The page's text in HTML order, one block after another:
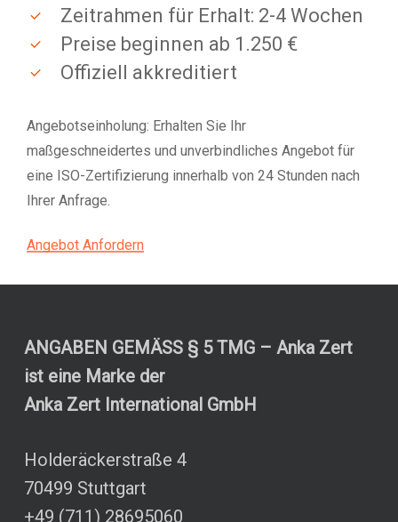
Zeitrahmen für Erhalt: 2-4 Wochen
Preise beginnen ab 1.250 €
Offiziell akkreditiert
Angebotseinholung: Erhalten Sie Ihr
maßgeschneidertes und unverbindliches Angebot für
eine ISO-Zertifizierung innerhalb von 24 Stunden nach
Ihrer Anfrage.
Angebot Anfordern
ANGABEN GEMÄSS § 5 TMG – Anka Zert
ist eine Marke der
Anka Zert International GmbH
Holderäckerstraße 4
70499 Stuttgart
+49 (711) 28695060